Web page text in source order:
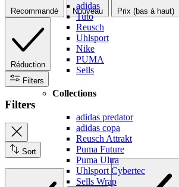
adidas
Tuto
Reusch
Uhlsport
Nike
PUMA
Sells
Collections
adidas predator
adidas copa
Reusch Attrakt
Puma Future
Puma Ultra
Uhlsport Cybertec
Sells Wrap
Recommandé Nouveau Prix (bas à haut)
Réduction
Filters
Filters
Sort